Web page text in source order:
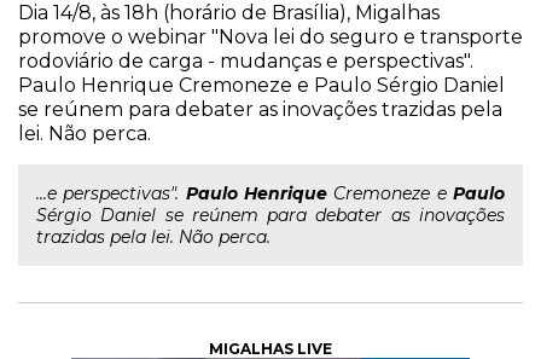
Dia 14/8, às 18h (horário de Brasília), Migalhas
promove o webinar "Nova lei do seguro e transporte
rodoviário de carga - mudanças e perspectivas".
Paulo Henrique Cremoneze e Paulo Sérgio Daniel
se reúnem para debater as inovações trazidas pela
lei. Não perca.
...e perspectivas". Paulo Henrique Cremoneze ePaulo
Sérgio Daniel se reúnem para debater as inovações
trazidas pela lei. Não perca.
MIGALHAS LIVE